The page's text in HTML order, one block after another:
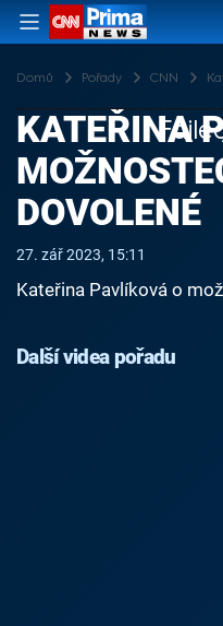
Domů Pořady CNN
KATEŘINA
DOVOLENÉ
27. zář 2023, 15:11
Kateřina Pavlíková o
Další videa pořadu